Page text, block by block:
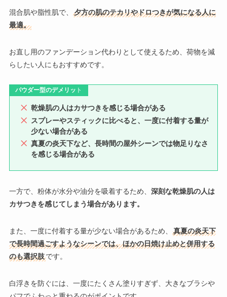
混合肌や脂性肌で、
夕方の肌のテカリやドロつきが気になる人に
最適。
お直し用のファンデーション代わりとして使えるため、荷物を減
らしたい人にもおすすめです。
パウダー型のデメリッ ト
乾燥肌の人はカサつきを感じる場合がある
スプレーやスティックに比べると、一度に付着する量が
少ない場合がある
真夏の炎天下など、長時間の屋外シーンでは物足りなさ
を感じる場合がある
一方で、粉体が水分や油分を吸着するため、 深刻な乾燥肌の人は
カサつきを感じてしまう場合があります。
また、一度に付着する量が少ない場合があるため、
真夏の炎天下
で長時間過ごすようなシーンでは、ほかの日焼け止めと併用する
のも選択肢です。
白浮きを防ぐには、一度にたくさん塗りすぎず、大きなブラシや